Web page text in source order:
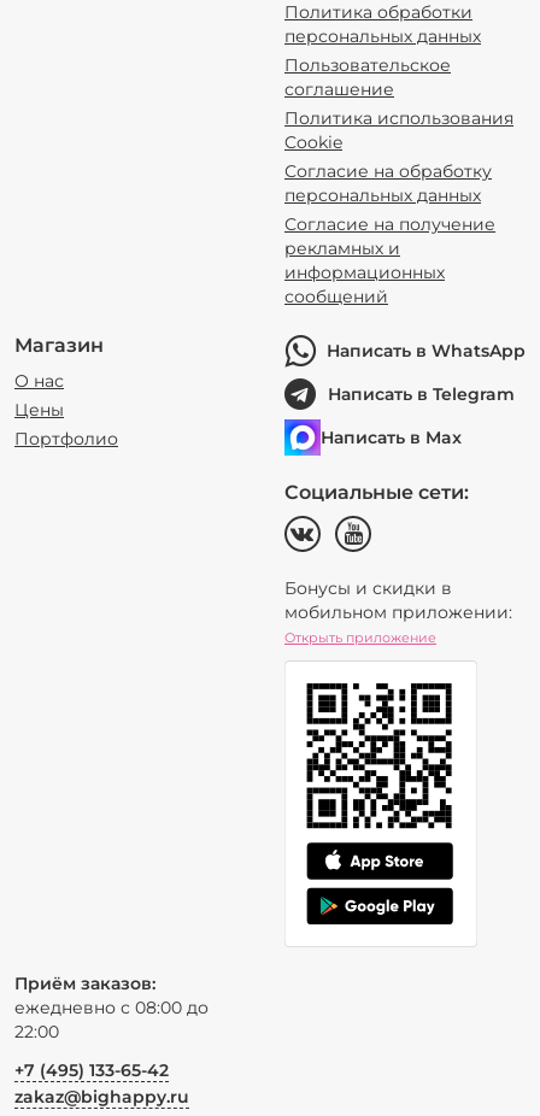
Политика обработки
персональных данных
Пользовательское
соглашение
Политика использования
Cookie
Согласие на обработку
персональных данных
Согласие на получение
рекламных и
информационных
сообщений
Магазин
О нас
Цены
Портфолио
Написать в WhatsApp
Написать в Telegram
Написать в Max
Социальные сети:
Бонусы и скидки в
мобильном приложении:
Открыть приложение
Приём заказов:
ежедневно с 08:00 до
22:00
+7 (495) 133-65-42
zakaz@bighappy.ru